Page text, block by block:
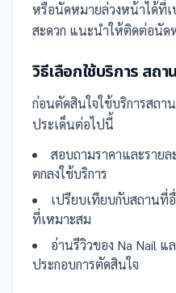
หรือนัดหมายล่วงหน้าได้ที่เ
สะดวก แนะนำให้ติดต่อนัด
วิธีเลือกใช้บริการ สถา
ก่อนตัดสินใจใช้บริการสถา
ประเด็นต่อไปนี้
สอบถามราคาและราย
ตกลงใช้บริการ
เปรียบเทียบกับสถานที่
ที่เหมาะสม
อ่านรีวิวของ Na Nail แ
ประกอบการตัดสินใจ